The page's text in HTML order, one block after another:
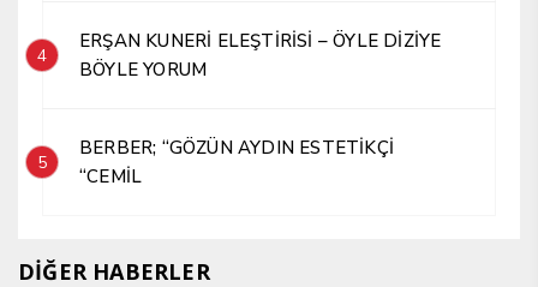
4
ERŞAN KUNERİ ELEŞTİRİSİ – ÖYLE DİZİYE
BÖYLE YORUM
5
BERBER; “GÖZÜN AYDIN ESTETİKÇİ
“CEMİL
DİĞER HABERLER